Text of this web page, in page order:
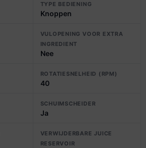
TYPE BEDIENING
Knoppen
VULOPENING VOOR EXTRA
INGREDIENT
Nee
ROTATIESNELHEID (RPM)
40
SCHUIMSCHEIDER
Ja
VERWIJDERBARE JUICE
RESERVOIR